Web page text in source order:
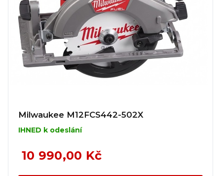
Milwaukee M12FCS442-502X
IHNED k odeslání
10 990,00 Kč